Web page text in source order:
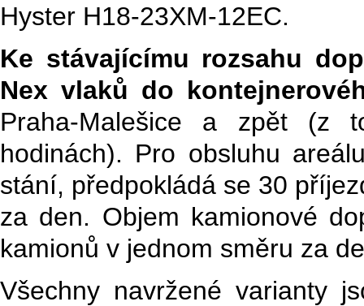
Hyster H18-23XM-12EC.
Ke stávajícímu rozsahu
Nex vlaků do
Praha-Malešice a zpět (z
hodinách). Pro obsluhu
stání, předpokládá se 30
za den. Objem kamionové
kamionů v jednom směru za
Všechny navržené varianty